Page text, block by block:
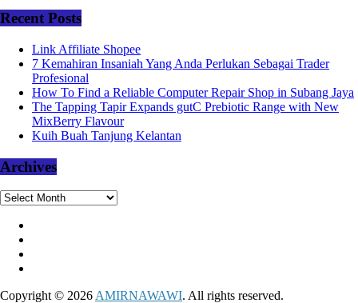
Recent Posts
Link Affiliate Shopee
7 Kemahiran Insaniah Yang Anda Perlukan Sebagai Trader
Profesional
How To Find a Reliable Computer Repair Shop in Subang Jaya
The Tapping Tapir Expands gutC Prebiotic Range with New
MixBerry Flavour
Kuih Buah Tanjung Kelantan
Archives
Archives
Copyright © 2026 AMIRNAWAWI. All rights reserved.